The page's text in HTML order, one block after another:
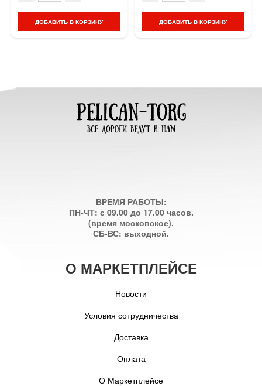
ДОБАВИТЬ В КОРЗИНУ ДОБАВИТЬ В КОРЗИНУ
ВРЕМЯ РАБОТЫ:
ПН-ЧТ: с 09.00 до 17.00 часов.
(время московское).
СБ-ВС: выходной.
О МАРКЕТПЛЕЙСЕ
Новости
Условия сотрудничества
Доставка
Оплата
О Маркетплейсе